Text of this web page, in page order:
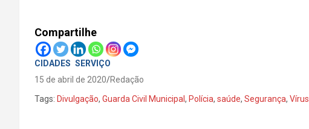
Compartilhe
CIDADES SERVIÇO
15 de abril de 2020 Redação
Tags: Divulgação, Guarda Civil Municipal , Polícia, saúde, Segurança, Vírus